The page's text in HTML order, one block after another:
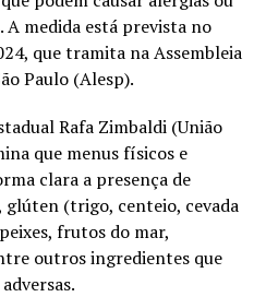
medida está prevista no
que tramita na Assembleia
Paulo (Alesp).
Rafa Zimbaldi (União
que menus físicos e
clara a presença de
glúten (trigo, centeio, cevada
frutos do mar,
outros ingredientes que